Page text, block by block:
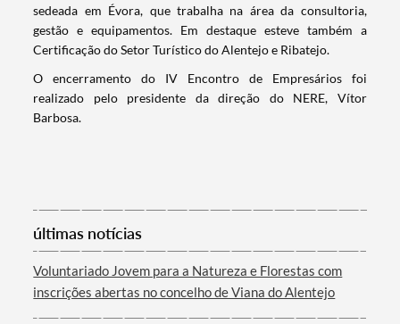
Categorias gerais
Filtros
sedeada em Évora, que trabalha na área da consultoria,
gestão e equipamentos. Em destaque esteve também a
Certificação do Setor Turístico do Alentejo e Ribatejo.
O encerramento do IV Encontro de Empresários foi
realizado pelo presidente da direção do NERE, Vítor
Barbosa.
últimas notícias
Voluntariado Jovem para a Natureza e Florestas com
inscrições abertas no concelho de Viana do Alentejo